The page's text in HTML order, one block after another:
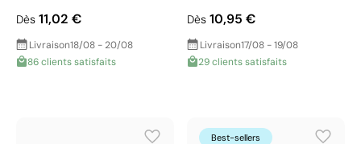
Dès 11,02 €
Livraison18/08 - 20/08
86 clients satisfaits
Dès 10,95 €
Livraison17/08 - 19/08
29 clients satisfaits
Best-sellers